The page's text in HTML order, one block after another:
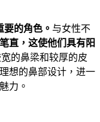
的角色。 与女性不
直，这使他们具有阳
的鼻梁和较厚的皮
想的鼻部设计，进一
力。